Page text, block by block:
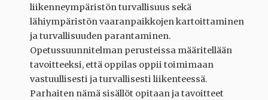
liikenneympäristön turvallisuus sekä
lähiympäristön vaaranpaikkojen kartoittaminen
ja turvallisuuden parantaminen.
Opetussuunnitelman perusteissa määritellään
tavoitteeksi, että oppilas oppii toimimaan
vastuullisesti ja turvallisesti liikenteessä.
Parhaiten nämä sisällöt opitaan ja tavoitteet